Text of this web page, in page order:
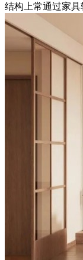
结构上常通过家具